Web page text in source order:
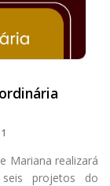
1
Mariana realizará
projetos do